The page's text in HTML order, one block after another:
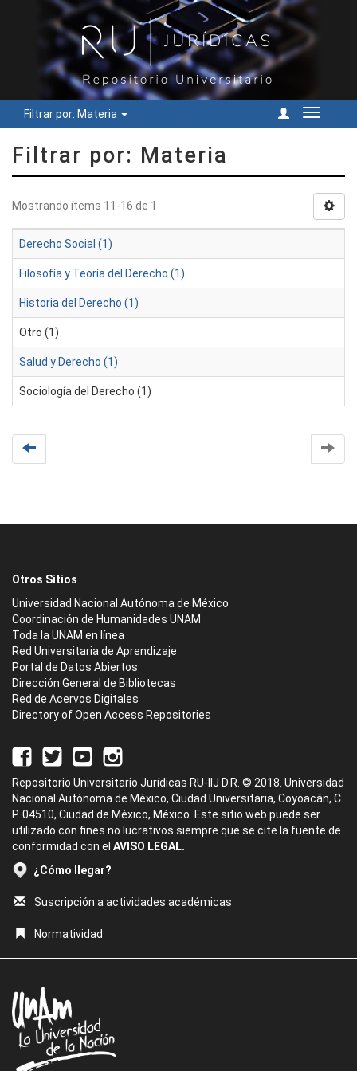
Filtrar por: Materia
Cambiar
Filtrar por: Materia
Mostrando ítems 11-16 de 1
Derecho Social (1)
Filosofía y Teoría del Derecho (1)
Historia del Derecho (1)
Otro (1)
Salud y Derecho (1)
Sociología del Derecho (1)
Otros Sitios
Universidad Nacional Autónoma de México
Coordinación de Humanidades UNAM
Toda la UNAM en línea
Red Universitaria de Aprendizaje
Portal de Datos Abiertos
Dirección General de Bibliotecas
Red de Acervos Digitales
Directory of Open Access Repositories
Repositorio Universitario Jurídicas RU-IIJ D.R. © 2018. Universidad
Nacional Autónoma de México, Ciudad Universitaria, Coyoacán, C.
P. 04510, Ciudad de México, México. Este sitio web puede ser
utilizado con fines no lucrativos siempre que se cite la fuente de
conformidad con el AVISO LEGAL.
¿Cómo llegar?
Suscripción a actividades académicas
Normatividad